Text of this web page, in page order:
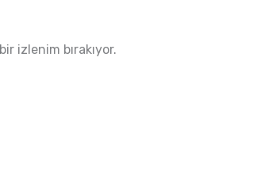
izlenim bırakıyor.